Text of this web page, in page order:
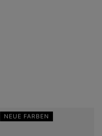
NEUE FARBEN